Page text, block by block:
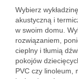
Wybierz
akustyczną i
w swoim domu.
rozwiązaniem,
cieplny i tłumią
pokojów
PVC czy linoleum,